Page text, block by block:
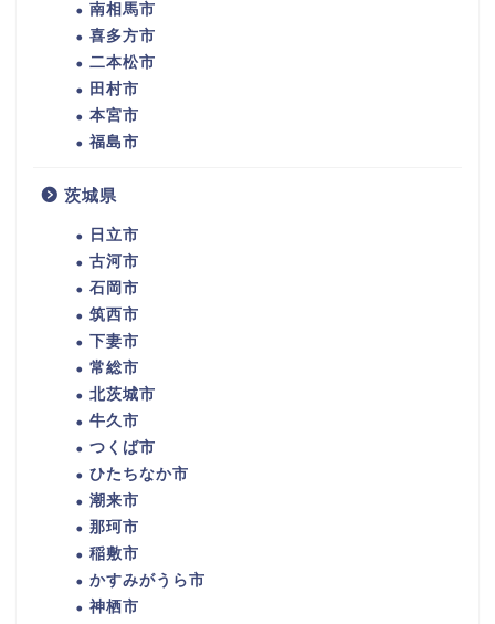
南相馬市
喜多方市
二本松市
田村市
本宮市
福島市
茨城県
日立市
古河市
石岡市
筑西市
下妻市
常総市
北茨城市
牛久市
つくば市
ひたちなか市
潮来市
那珂市
稲敷市
かすみがうら市
神栖市